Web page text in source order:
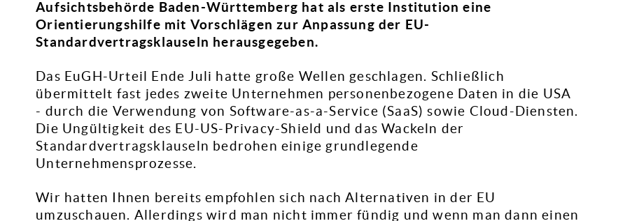
Aufsichtsbehörde Baden-Württemberg hat als erste Institution eine
Orientierungshilfe mit Vorschlägen zur Anpassung der EU-
Standardvertragsklauseln herausgegeben.
Das EuGH-Urteil Ende Juli hatte große Wellen geschlagen. Schließlich
übermittelt fast jedes zweite Unternehmen personenbezogene Daten in die USA
- durch die Verwendung von Software-as-a-Service (SaaS) sowie Cloud-Diensten.
Die Ungültigkeit des EU-US-Privacy-Shield und das Wackeln der
Standardvertragsklauseln bedrohen einige grundlegende
Unternehmensprozesse.
Wir hatten Ihnen bereits empfohlen sich nach Alternativen in der EU
umzuschauen. Allerdings wird man nicht immer fündig und wenn man dann einen